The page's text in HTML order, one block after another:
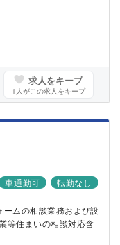
求人をキープ
1 人がこの求人をキープ
車通勤可 転勤なし
ムの相談業務および設
等住まいの相談対応含